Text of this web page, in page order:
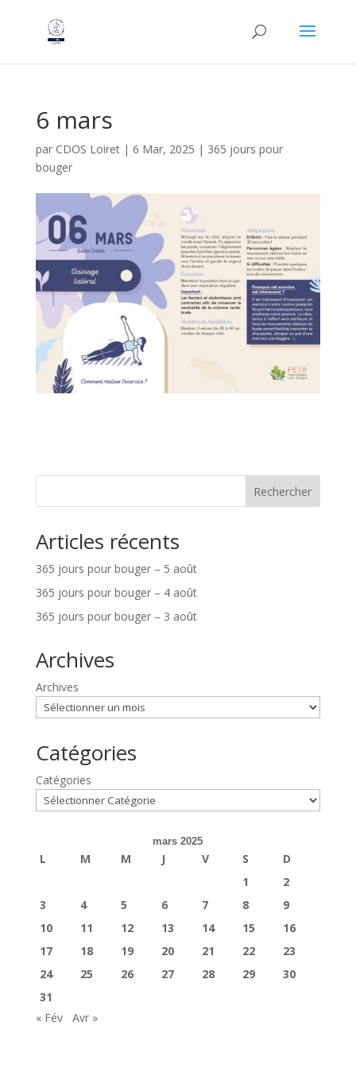
6 mars
par CDOS Loiret| 6 Mar, 2025 | 365 jours pour
bouger
Rechercher
Articles récents
365 jours pour bouger – 5 août
365 jours pour bouger – 4 août
365 jours pour bouger – 3 août
Archives
Archives
Catégories
Catégories
mars 2025
L M M J V S
D
1
2
3
4 5 6 7 8
9
10
11 12 13 14 15
16
17
18 19 20 21 22
23
24
25 26 27 28 29
30
31
« Fév
Avr »